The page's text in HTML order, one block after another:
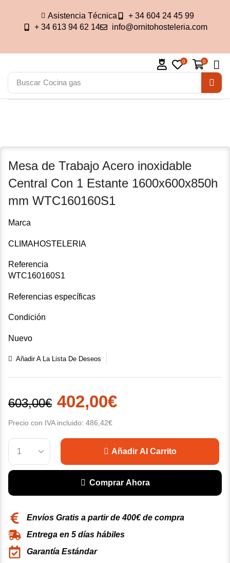
Asistencia Técnica
+ 34 604 24 45 99
+ 34 613 94 62 14
info@ornitohosteleria.com
Buscar Cocina gas
0 0
Mesa de Trabajo Acero inoxidable
Central Con 1 Estante 1600x600x850h
mm WTC160160S1
Marca
CLIMAHOSTELERIA
Referencia
WTC160160S1
Referencias específicas
Condición
Nuevo
Añadir A La Lista De Deseos
603,00€ 402,00€
Precio con IVA incluido: 486,42€
Añadir Al Carrito
Comprar Ahora
Envíos Gratis a partir de 400€ de compra
Entrega en 5 días hábiles
Garantía Estándar